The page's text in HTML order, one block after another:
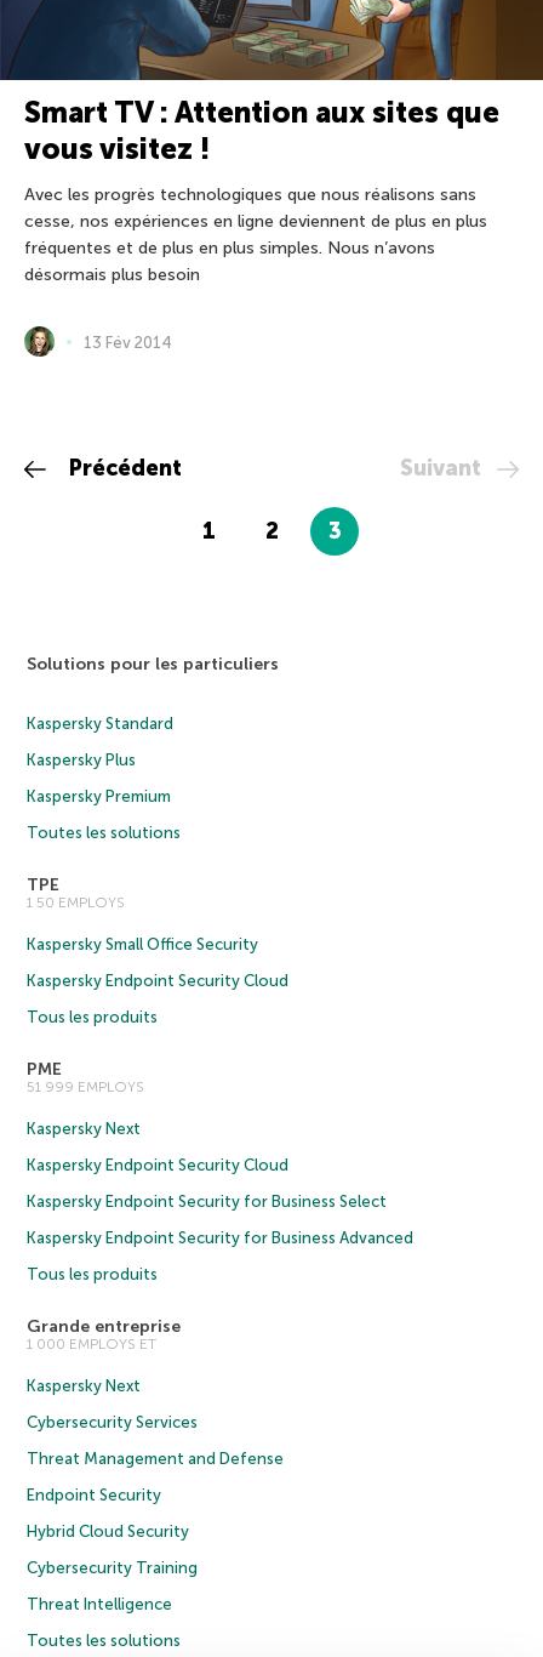
Smart TV : Attention aux sites que
vous visitez !
Avec les progrès technologiques que nous réalisons sans
cesse, nos expériences en ligne deviennent de plus en plus
fréquentes et de plus en plus simples. Nous n’avons
désormais plus besoin
13 Fév 2014
Précédent
1 2 3
Suivant
Solutions pour les particuliers
Kaspersky Standard
Kaspersky Plus
Kaspersky Premium
Toutes les solutions
TPE
1 50 EMPLOYS
Kaspersky Small Office Security
Kaspersky Endpoint Security Cloud
Tous les produits
PME
51 999 EMPLOYS
Kaspersky Next
Kaspersky Endpoint Security Cloud
Kaspersky Endpoint Security for Business Select
Kaspersky Endpoint Security for Business Advanced
Tous les produits
Grande entreprise
1 000 EMPLOYS ET
Kaspersky Next
Cybersecurity Services
Threat Management and Defense
Endpoint Security
Hybrid Cloud Security
Cybersecurity Training
Threat Intelligence
Toutes les solutions